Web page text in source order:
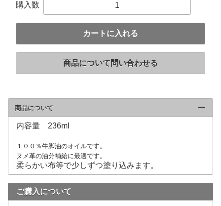
購入数
カートに入れる
商品について問い合わせる
商品について
内容量 236ml
１００％牛脚油のオイルです。
ヌメ革の油分補給に最適です。
柔らかい布等で少しずつ塗り込みます。
ご購入について